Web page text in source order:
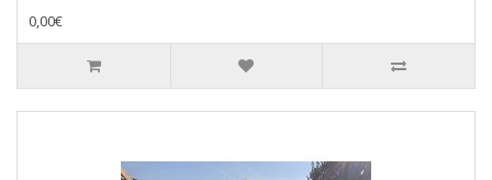
0,00€